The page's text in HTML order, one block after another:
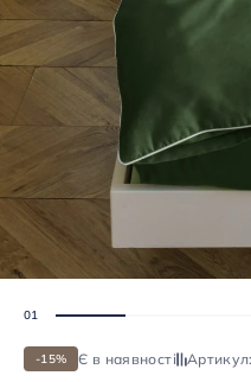
-15% Є в наявності